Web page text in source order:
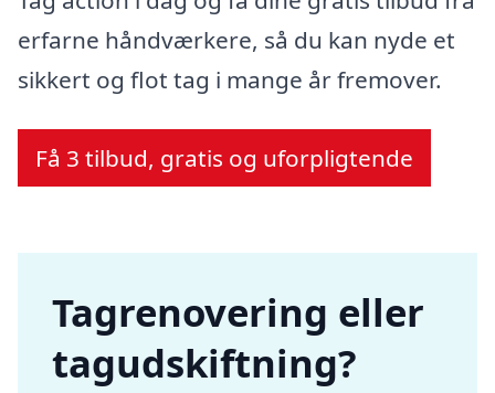
erfarne håndværkere, så du kan nyde et
sikkert og flot tag i mange år fremover.
Få 3 tilbud, gratis og uforpligtende
Tagrenovering eller
tagudskiftning?